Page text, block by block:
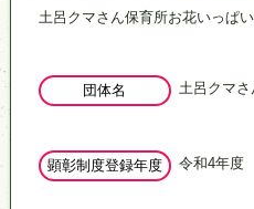
主な活動
土呂クマさん保育所お花いっぱ
団体名 土呂クマ
顕彰制度登録年度 令和4年度